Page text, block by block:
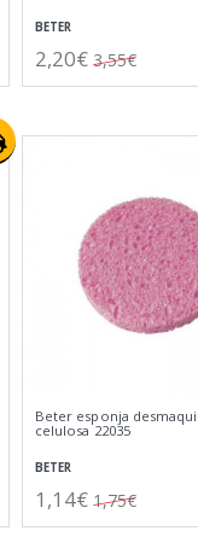
BETER
2,20€ 3,55€
Beter esponja
celulosa 22035
BETER
1,14€ 1,75€